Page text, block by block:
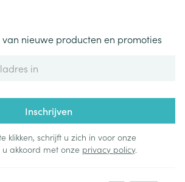
nieuwe producten en promoties
Inschrijven
klikken, schrijft u zich in voor onze
akkoord met onze privacy policy.